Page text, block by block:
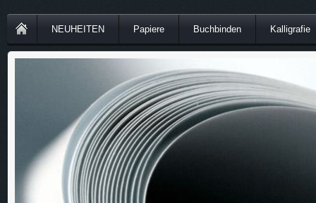
NEUHEITEN Papiere Buchbinden Kalligrafie